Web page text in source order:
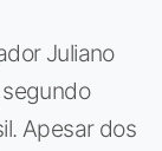
Juliano
Apesar dos